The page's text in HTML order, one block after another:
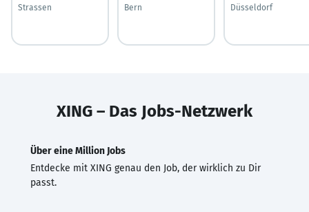
Strassen
Bern
Düsseldorf
XING – Das Jobs-Netzwerk
Über eine Million Jobs
Entdecke mit XING genau den Job, der wirklich zu Dir
passt.